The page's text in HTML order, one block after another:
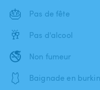
🎂 Pas de fête
🥂 Pas d'alcool
🚭 Non fumeur
🩱 Baignade en